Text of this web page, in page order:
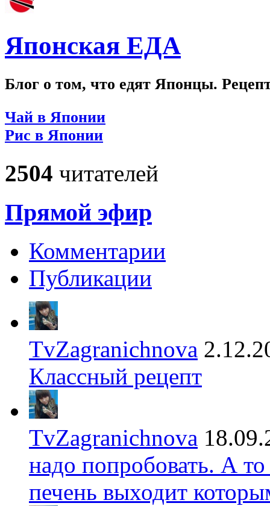
Японская ЕДА
Блог о том, что едят Японцы.
Чай в Японии
Рис в Японии
2504 читателей
Прямой эфир
Комментарии
Публикации
TvZagranichnova
Классный рецепт
TvZagranichnova
надо попробовать. А
печень выходит